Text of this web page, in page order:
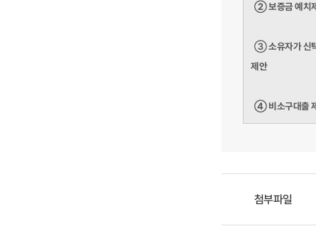
②보증금 예치
③소유자가 신
제안
④ 비소구대출
첨부파일